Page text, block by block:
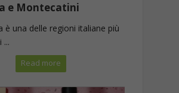
e Montecatini
è una delle regioni italiane più
...
Read more